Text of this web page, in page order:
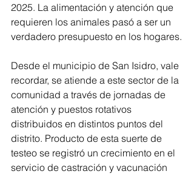
2025. La alimentación y atención que
requieren los animales pasó a ser un
verdadero presupuesto en los hogares.
Desde el municipio de San Isidro, vale
recordar, se atiende a este sector de la
comunidad a través de jornadas de
atención y puestos rotativos
distribuidos en distintos puntos del
distrito. Producto de esta suerte de
testeo se registró un crecimiento en el
servicio de castración y vacunación